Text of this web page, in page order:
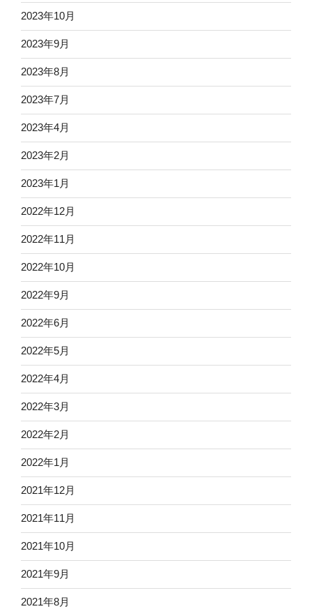
2023年10月
2023年9月
2023年8月
2023年7月
2023年4月
2023年2月
2023年1月
2022年12月
2022年11月
2022年10月
2022年9月
2022年6月
2022年5月
2022年4月
2022年3月
2022年2月
2022年1月
2021年12月
2021年11月
2021年10月
2021年9月
2021年8月